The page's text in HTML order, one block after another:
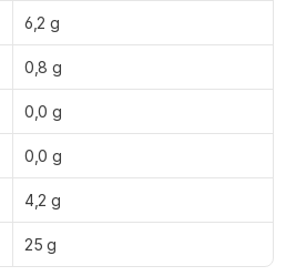
6,2 g
0,8 g
0,0 g
0,0 g
4,2 g
25 g